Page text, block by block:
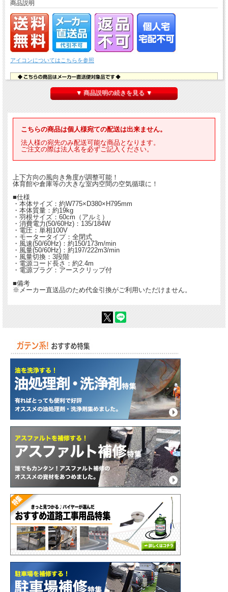
商品説明
アイコンについてはこちらを参照
▼ 商品説明の続きを見る ▼
こちらの商品は個人様宛ての配送は出来ません。
法人様の宛先のみ配送可能な商品となります。
ご注文の際は法人名を必ずご記入ください。
上下方向の風向き角度が調整可能！
体育館や倉庫等の大きな室内空間の空気循環に！
■仕様
・本体サイズ：約W775×D380×H795mm
・本体質量：約19kg
・羽根サイズ：60cm（アルミ）
・消費電力(50/60Hz)：135/184W
・電圧：単相100V
・モータータイプ：全閉式
・風速(50/60Hz)：約150/173m/min
・風量(50/60Hz)：約197/222m3/min
・風量切換：3段階
・電源コード長さ：約2.4m
・電源プラグ：アースクリップ付
■備考
※メーカー直送品のため代金引換がご利用いただけません。